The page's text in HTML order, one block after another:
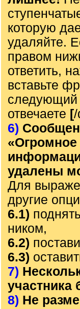
которую
удаляйте.
правом
ответить,
вставьте
следующий
отвечаете [/
6)
«Огромное
удалены
Для
другие
6.1)
ником,
6.2)
6.3)
7)
участника
8) Не